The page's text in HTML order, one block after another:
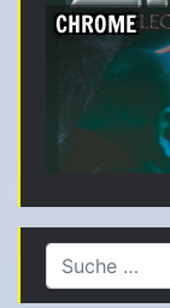
CHROME
Suche nach: